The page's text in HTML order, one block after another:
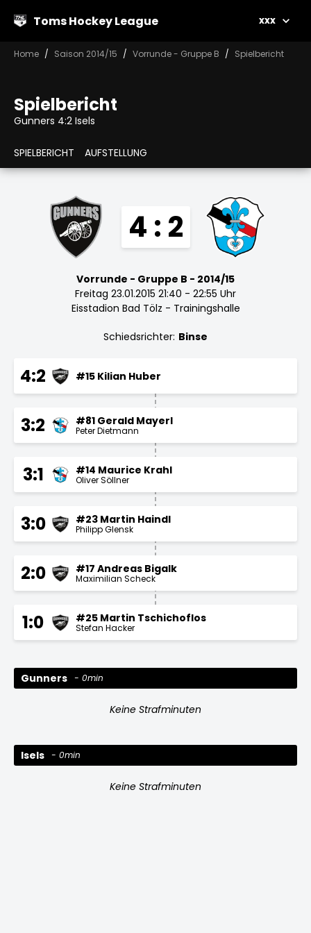
Toms Hockey League xxx
Home Saison 2014/15 Vorrunde - Gruppe B Spielbericht
Spielbericht
Gunners 4:2 Isels
SPIELBERICHT AUFSTELLUNG
4 : 2
Vorrunde - Gruppe B - 2014/15
Freitag 23.01.2015 21:40 - 22:55 Uhr
Eisstadion Bad Tölz - Trainingshalle
Schiedsrichter: Binse
4:2 #15 Kilian Huber
3:2 #81 Gerald Mayerl
Peter Dietmann
3:1 #14 Maurice Krahl
Oliver Söllner
3:0 #23 Martin Haindl
Philipp Glensk
2:0 #17 Andreas Bigalk
Maximilian Scheck
1:0 #25 Martin Tschichoflos
Stefan Hacker
Gunners 0min
Keine Strafminuten
Isels 0min
Keine Strafminuten